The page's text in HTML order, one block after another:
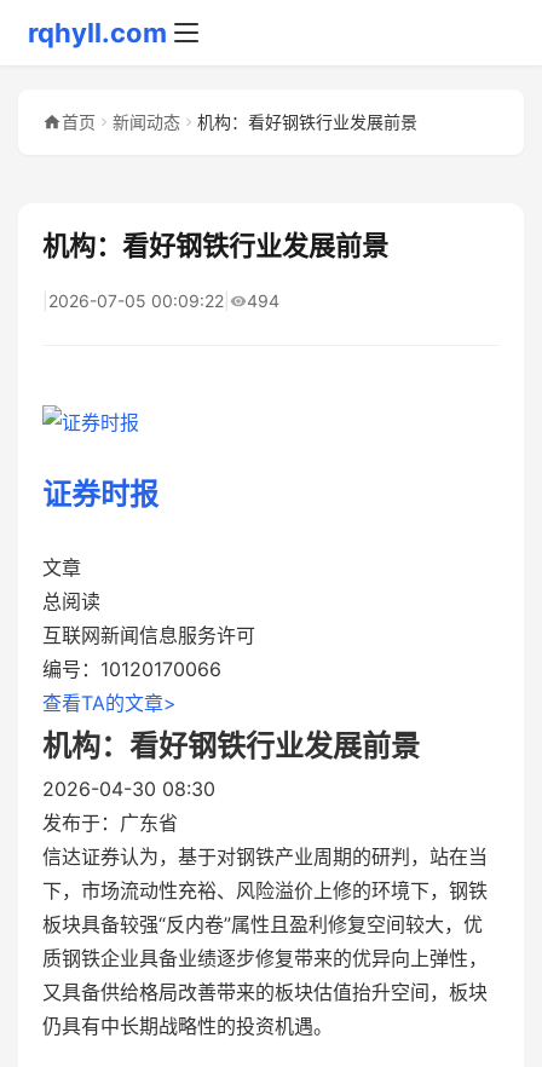
rqhyll.com
首页 新闻动态 机构：看好钢铁行业发展前景
机构：看好钢铁行业发展前景
2026-07-05 00:09:22 494
证券时报
文章
总阅读
互联网新闻信息服务许可
编号：10120170066
查看TA的文章>
机构：看好钢铁行业发展前景
2026-04-30 08:30
发布于： 广东省
信达证券认为，基于对钢铁产业周期的研判，站在当
下，市场流动性充裕、风险溢价上修的环境下，钢铁
板块具备较强“反内卷”属性且盈利修复空间较大，优
质钢铁企业具备业绩逐步修复带来的优异向上弹性，
又具备供给格局改善带来的板块估值抬升空间，板块
仍具有中长期战略性的投资机遇。